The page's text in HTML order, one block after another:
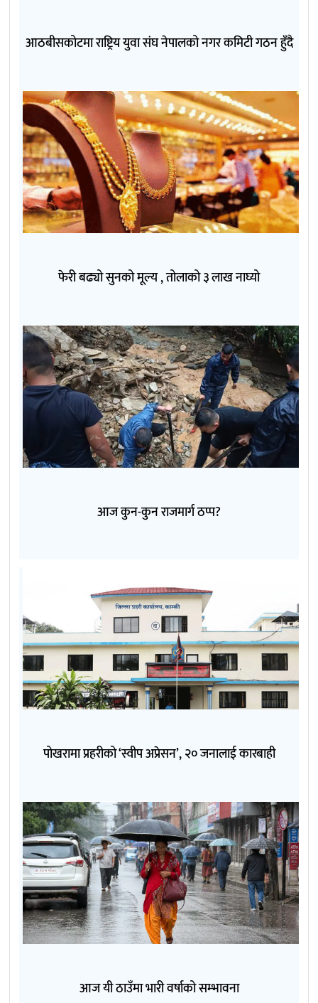
आठबीसकोटमा राष्ट्रिय युवा संघ नेपालको नगर कमिटी गठन हुँदै
फेरी बढ्यो सुनको मूल्य , तोलाको ३ लाख नाघ्यो
आज कुन-कुन राजमार्ग ठप्प?
पोखरामा प्रहरीको ‘स्वीप अप्रेसन’, २० जनालाई कारबाही
आज यी ठाउँमा भारी वर्षाको सम्भावना